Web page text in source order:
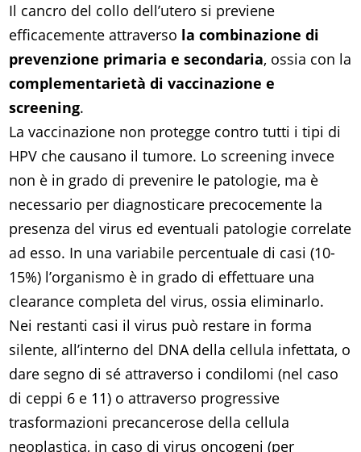
Il cancro del collo dell’utero si previene
efficacemente attraverso la combinazione di
prevenzione primaria e secondaria, ossia con la
complementarietà di vaccinazione e
screening.
La vaccinazione non protegge contro tutti i tipi di
HPV che causano il tumore. Lo screening invece
non è in grado di prevenire le patologie, ma è
necessario per diagnosticare precocemente la
presenza del virus ed eventuali patologie correlate
ad esso. In una variabile percentuale di casi (10-
15%) l’organismo è in grado di effettuare una
clearance completa del virus, ossia eliminarlo.
Nei restanti casi il virus può restare in forma
silente, all’interno del DNA della cellula infettata, o
dare segno di sé attraverso i condilomi (nel caso
di ceppi 6 e 11) o attraverso progressive
trasformazioni precancerose della cellula
neoplastica, in caso di virus oncogeni (per